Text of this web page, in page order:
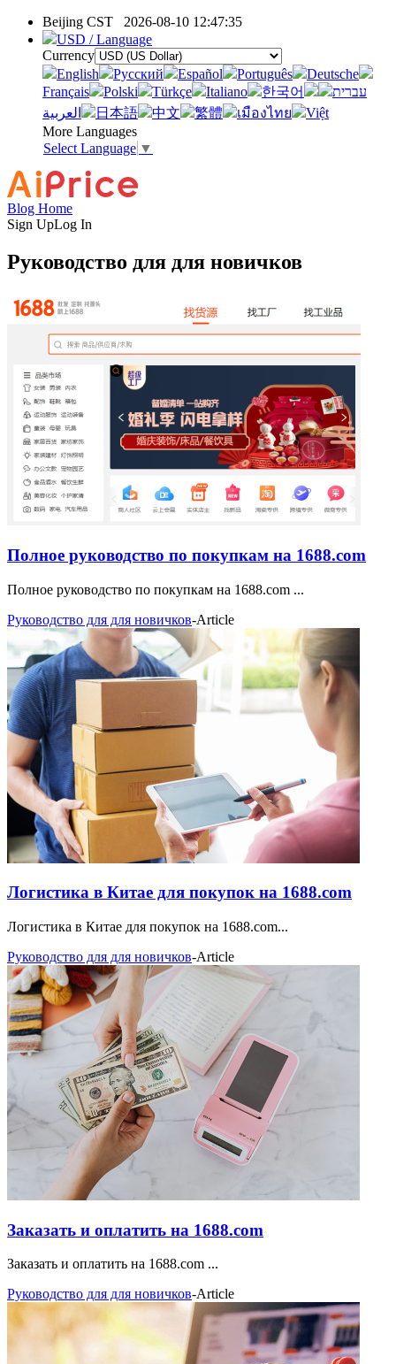
Beijing CST 2026-08-10 12:47:35
USD / Language
Currency
English
Pусский Español Português
Deutsche
Français
Polski Türkçe Italiano 한국어
עברית
العربية
日本語 中文 繁體 เมืองไทย
Việt
More Languages
Select Language ▼
Blog Home
Sign UpLog In
Руководство для для новичков
Полное руководство по покупкам на 1688.com
Полное руководство по покупкам на 1688.com ...
Руководство для для новичков-Article
Логистика в Китае для покупок на 1688.com
Логистика в Китае для покупок на 1688.com...
Руководство для для новичков-Article
Заказать и оплатить на 1688.com
Заказать и оплатить на 1688.com ...
Руководство для для новичков-Article